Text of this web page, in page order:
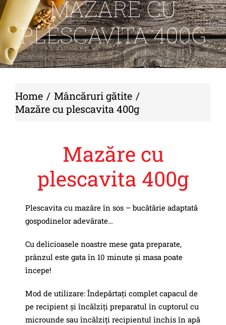
MAZĂRE CU
PLESCAVITA 400G
Home
Mâncăruri gătite
Mazăre cu plescavita 400g
Mazăre cu
plescavita 400g
Plescavita cu mazăre în sos – bucătărie adaptată
gospodinelor adevărate…
Cu delicioasele noastre mese gata preparate,
prânzul este gata în 10 minute și masa poate
începe!
Mod de utilizare: Îndepărtați complet capacul de
pe recipient și încălziți preparatul în cuptorul cu
microunde sau încălziți recipientul închis în apă